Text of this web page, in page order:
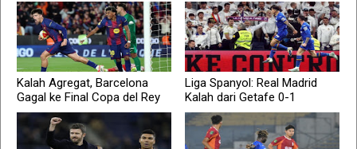
Kalah Agregat, Barcelona
Gagal ke Final Copa del Rey
Liga Spanyol: Real Madrid
Kalah dari Getafe 0-1